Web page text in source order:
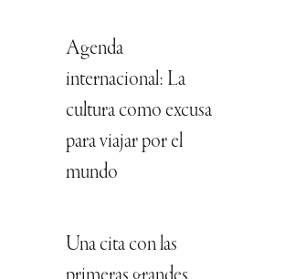
Agenda
internacional: La
cultura como excusa
para viajar por el
mundo
Una cita con las